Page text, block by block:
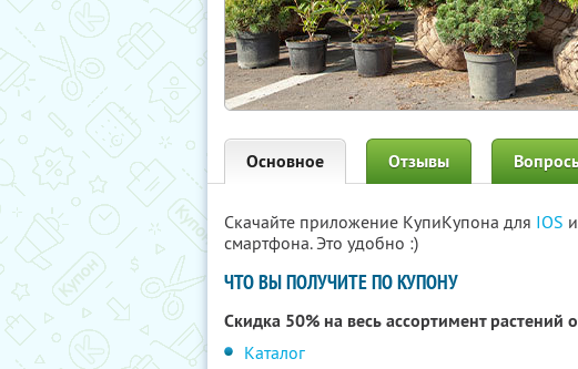
Основное Отзывы
Скачайте приложение КупиКупона для IOS
смартфона. Это удобно :)
ЧТО ВЫ ПОЛУЧИТЕ ПО КУПОНУ
Скидка 50% на весь ассортимент растений
Каталог